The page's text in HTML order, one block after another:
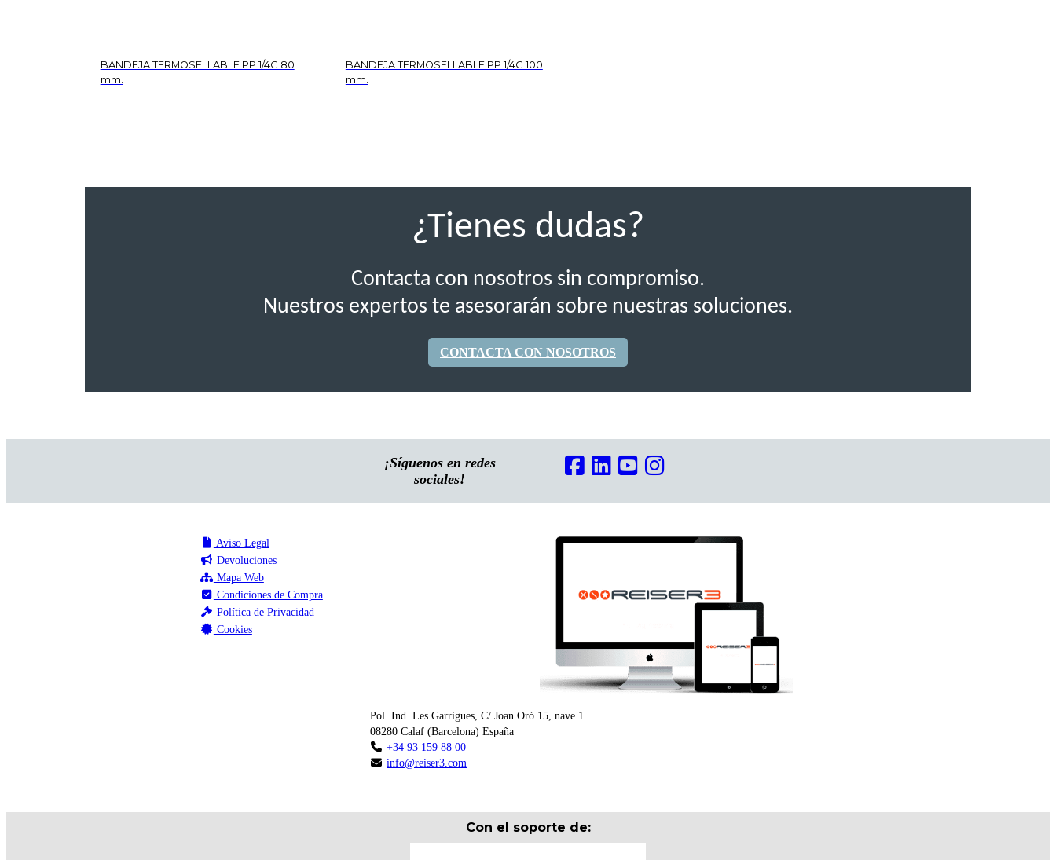
BANDEJA TERMOSELLABLE PP 1/4G 80
mm.
BANDEJA TERMOSELLABLE PP 1/4G 100
mm.
¿Tienes dudas?
Contacta con nosotros sin compromiso.
Nuestros expertos te asesorarán sobre nuestras soluciones.
CONTACTA CON NOSOTROS
¡Síguenos en redes
sociales!
Aviso Legal
Devoluciones
Mapa Web
Condiciones de Compra
Política de Privacidad
Cookies
Pol. Ind. Les Garrigues, C/ Joan Oró 15, nave 1
08280 Calaf(Barcelona) España
+34 93 159 88 00
info@reiser3.com
Con el soporte de: